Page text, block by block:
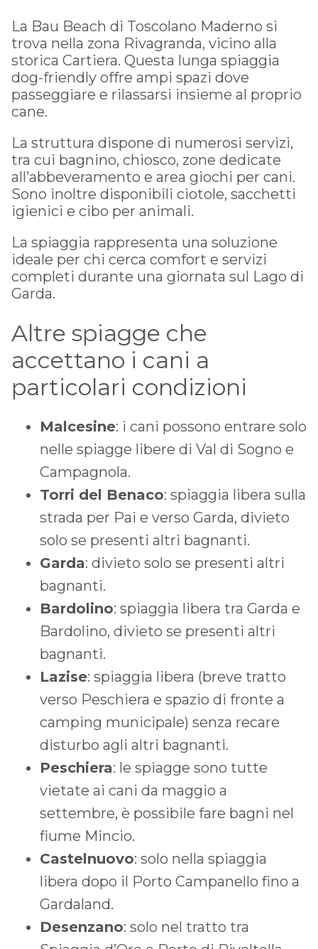
La Bau Beach di Toscolano Maderno si
trova nella zona Rivagranda, vicino alla
storica Cartiera. Questa lunga spiaggia
dog-friendly offre ampi spazi dove
passeggiare e rilassarsi insieme al proprio
cane.
La struttura dispone di numerosi servizi,
tra cui bagnino, chiosco, zone dedicate
all’abbeveramento e area giochi per cani.
Sono inoltre disponibili ciotole, sacchetti
igienici e cibo per animali.
La spiaggia rappresenta una soluzione
ideale per chi cerca comfort e servizi
completi durante una giornata sul Lago di
Garda.
Altre spiagge che
accettano i cani a
particolari condizioni
Malcesine: i cani possono entrare solo
nelle spiagge libere di Val di Sogno e
Campagnola.
Torri del Benaco: spiaggia libera sulla
strada per Pai e verso Garda, divieto
solo se presenti altri bagnanti.
Garda: divieto solo se presenti altri
bagnanti.
Bardolino: spiaggia libera tra Garda e
Bardolino, divieto se presenti altri
bagnanti.
Lazise: spiaggia libera (breve tratto
verso Peschiera e spazio di fronte a
camping municipale) senza recare
disturbo agli altri bagnanti.
Peschiera: le spiagge sono tutte
vietate ai cani da maggio a
settembre, è possibile fare bagni nel
fiume Mincio.
Castelnuovo: solo nella spiaggia
libera dopo il Porto Campanello fino a
Gardaland.
Desenzano: solo nel tratto tra